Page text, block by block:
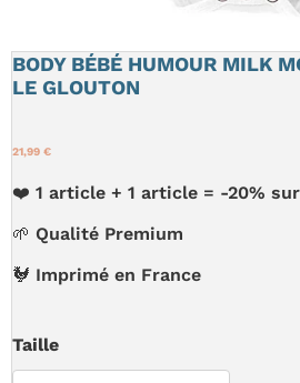
BODY BÉBÉ HUMOUR MILK
LE GLOUTON
21,99 €
❤️ 1 article + 1 article = -20%
🌱 Qualité Premium
🐓 Imprimé en France
Taille